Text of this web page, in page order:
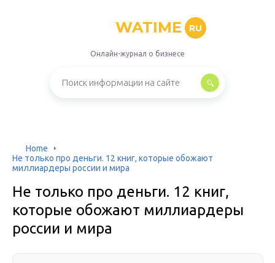
WATIME RU
Онлайн-журнал о бизнесе
Home
Не только про деньги. 12 книг, которые обожают
миллиардеры россии и мира
Не только про деньги. 12 книг,
которые обожают миллиардеры
россии и мира